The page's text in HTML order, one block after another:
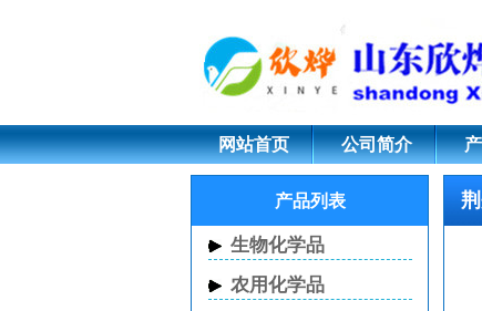
荆州3-硝基氯苯
网站首页 公司简介
产品列表
生物化学品
农用化学品